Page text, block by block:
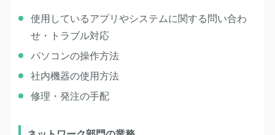
使用しているアプリやシステムに関する問い合わ
せ・トラブル対応
パソコンの操作方法
社内機器の使用方法
修理・発注の手配